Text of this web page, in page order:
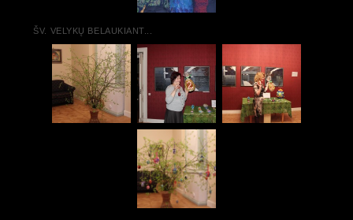
ŠV. VELYKŲ BELAUKIANT...